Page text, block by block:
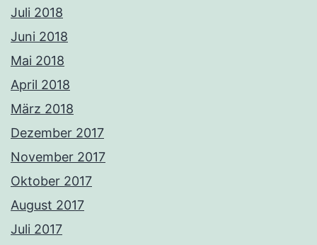
Juli 2018
Juni 2018
Mai 2018
April 2018
März 2018
Dezember 2017
November 2017
Oktober 2017
August 2017
Juli 2017